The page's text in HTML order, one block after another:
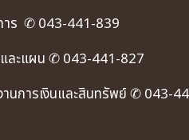
าร ✆ 043-441-839
ละแผน ✆ 043-441-827
นการเงินและสินทรัพย์ ✆ 043-